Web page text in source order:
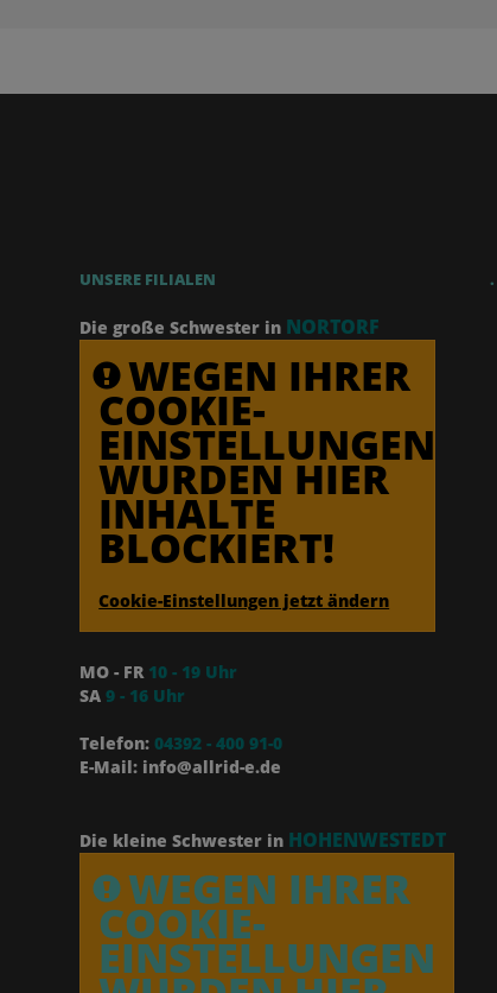
UNSERE FILIALEN
Die große Schwester in NORTORF
WEGEN IHRER
COOKIE-
EINSTELLUNGEN
WURDEN HIER
INHALTE
BLOCKIERT!
Cookie-Einstellungen jetzt ändern
MO - FR 10 - 19 Uhr
SA9 - 16 Uhr
Telefon: 04392 - 400 91-0
E-Mail: info@allrid-e.de
Die kleine Schwester in HOHENWESTEDT
WEGEN IHRER
COOKIE-
EINSTELLUNGEN
.